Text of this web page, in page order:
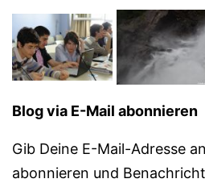
Blog via E-Mail abonnieren
Gib Deine E-Mail-Adresse
abonnieren und